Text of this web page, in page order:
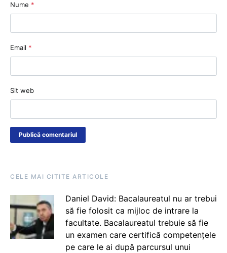
Nume *
Email *
Sit web
CELE MAI CITITE ARTICOLE
Daniel David: Bacalaureatul nu ar trebui
să fie folosit ca mijloc de intrare la
facultate. Bacalaureatul trebuie să fie
un examen care certifică competențele
pe care le ai după parcursul unui